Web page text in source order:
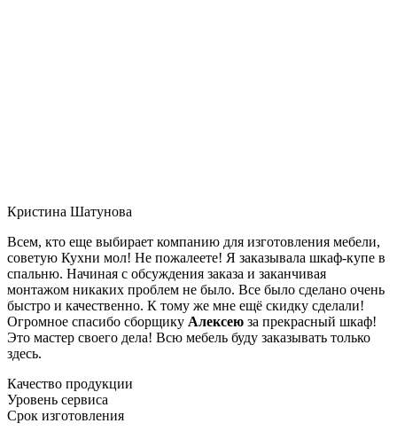
Кристина Шатунова
Всем, кто еще выбирает компанию для изготовления мебели,
советую Кухни мол! Не пожалеете! Я заказывала шкаф-купе в
спальню. Начиная с обсуждения заказа и заканчивая
монтажом никаких проблем не было. Все было сделано очень
быстро и качественно. К тому же мне ещё скидку сделали!
Огромное спасибо сборщику Алексею за прекрасный шкаф!
Это мастер своего дела! Всю мебель буду заказывать только
здесь.
Качество продукции
Уровень сервиса
Срок изготовления